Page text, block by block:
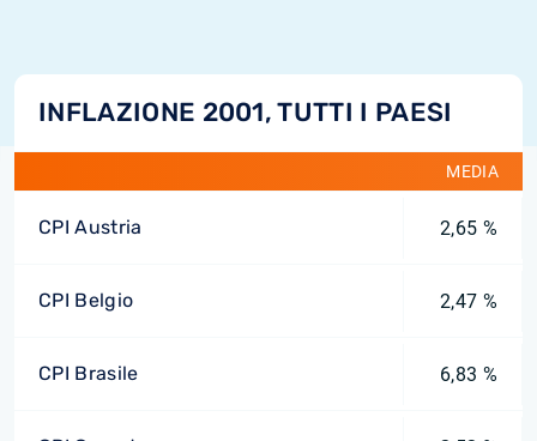
INFLAZIONE 2001, TUTTI I PAESI
MEDIA
CPI Austria 2,65 %
CPI Belgio 2,47 %
CPI Brasile 6,83 %